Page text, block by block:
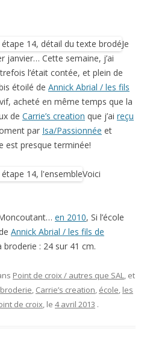
Je
janvier… Cette semaine, j’ai
l’était contée, et plein de
étoilé de Annick Abrial / les fils
acheté en même temps que la
de Carrie’s creation que j’ai reçu
par Isa/Passionnée et
est presque terminée!
Voici
en 2010, Si l’école
Annick Abrial / les fils de
broderie : 24 sur 41 cm.
Point de croix / autres que SAL, et
broderie, Carrie’s creation, école, les
de croix, le 4 avril 2013 .